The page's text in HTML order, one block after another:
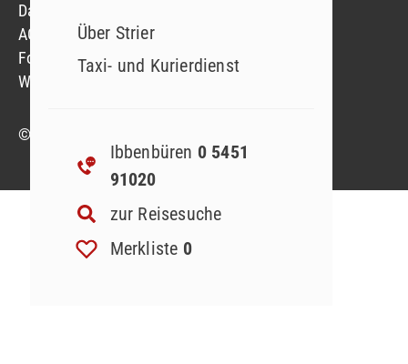
Über Strier
Taxi- und Kurierdienst
Ibbenbüren 0 5451
91020
zur Reisesuche
Merkliste 0
© 2023 Strier Reisen GmbH & Co. KG
Datenschutzerklärung
AGB
Formblatt
Widerruf Reiseversicherung